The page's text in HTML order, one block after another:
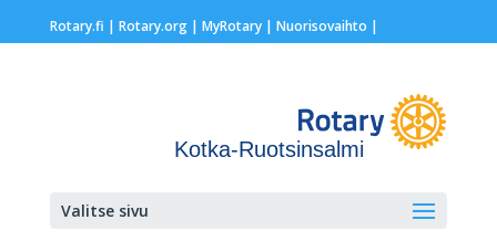
Rotary.fi | Rotary.org| MyRotary | Nuorisovaihto |
Kotka-Ruotsinsalmi
Valitse sivu